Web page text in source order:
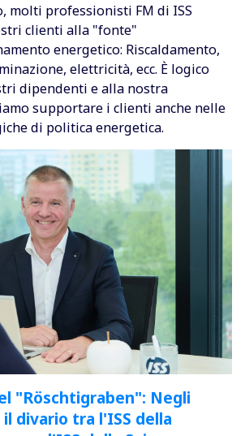
molti professionisti FM di ISS
clienti alla "fonte"
energetico: Riscaldamento,
elettricità, ecc. È logico
dipendenti e alla nostra
supportare i clienti anche nelle
di politica energetica.
"Röschtigraben": Negli
divario tra l'ISS della